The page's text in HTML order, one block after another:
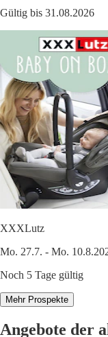
Gültig bis 31.08.2026
XXXLutz
Mo. 27.7. - Mo.
Noch 5 Tage gültig
Mehr Prospekte
Angebote der